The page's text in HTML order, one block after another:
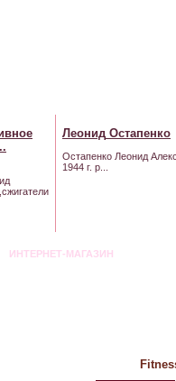
Леонид Остапенко
Остапенко Леонид
1944 г. р...
ИНТЕРНЕТ-МАГАЗИН